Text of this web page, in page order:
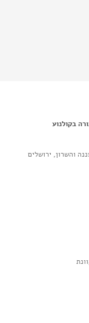
בקולנוע
והשרון, ירושלים